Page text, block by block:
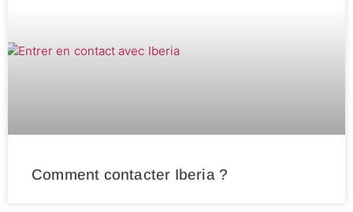
Comment contacter Iberia ?